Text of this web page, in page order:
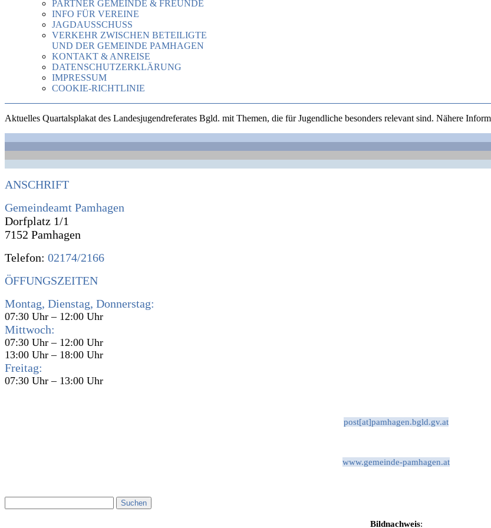
PARTNER GEMEINDE & FREUNDE
INFO FÜR VEREINE
JAGDAUSSCHUSS
VERKEHR ZWISCHEN BETEILIGTE
UND DER GEMEINDE PAMHAGEN
KONTAKT & ANREISE
DATENSCHUTZERKLÄRUNG
IMPRESSUM
COOKIE-RICHTLINIE
Aktuelles Quartalsplakat des Landesjugendreferates Bgld. mit Themen, die für Jugendliche besonders relevant sind. Nähere
ANSCHRIFT
Gemeindeamt Pamhagen
Dorfplatz 1/1
7152 Pamhagen
Telefon: 02174/2166
ÖFFUNGSZEITEN
Montag, Dienstag, Donnerstag:
07:30 Uhr – 12:00 Uhr
Mittwoch:
07:30 Uhr – 12:00 Uhr
13:00 Uhr – 18:00 Uhr
Freitag:
07:30 Uhr – 13:00 Uhr
post[at]pamhagen.bgld.gv.at
www.gemeinde-pamhagen.at
Bildnachweis: